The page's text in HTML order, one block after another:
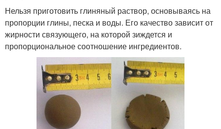
Нельзя приготовить глиняный раствор, основываясь на
пропорции глины, песка и воды. Его качество зависит от
жирности связующего, на которой зиждется и
пропорциональное соотношение ингредиентов.